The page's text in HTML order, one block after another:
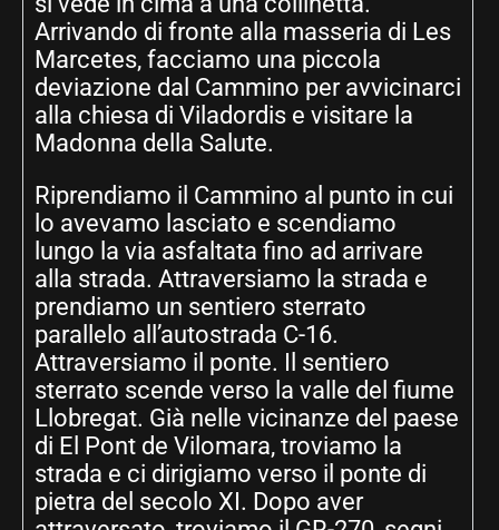
Arrivando di fronte alla masseria di Les
Marcetes, facciamo una piccola
deviazione dal Cammino per avvicinarci
alla chiesa di Viladordis e visitare la
Madonna della Salute.
Riprendiamo il Cammino al punto in cui
lo avevamo lasciato e scendiamo
lungo la via asfaltata fino ad arrivare
alla strada. Attraversiamo la strada e
prendiamo un sentiero sterrato
parallelo all’autostrada C-16.
Attraversiamo il ponte. Il sentiero
sterrato scende verso la valle del fiume
Llobregat. Già nelle vicinanze del paese
di El Pont de Vilomara, troviamo la
strada e ci dirigiamo verso il ponte di
pietra del secolo XI. Dopo aver